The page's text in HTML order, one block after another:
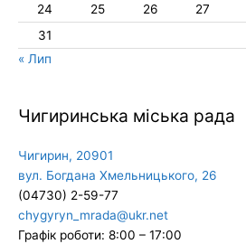
24
25 26 27
31
« Лип
Чигиринська міська рада
Чигирин, 20901
вул. Богдана Хмельницького, 26
(04730) 2-59-77
chygyryn_mrada@ukr.net
Графік роботи: 8:00 – 17:00